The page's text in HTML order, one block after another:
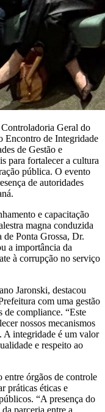
Geral do
Encontro de Integridade
de Gestão e
para fortalecer a cultura
pública. O evento
de autoridades
e capacitação
magna conduzida
de Ponta Grossa, Dr.
a importância da
à corrupção no serviço
Jaronski, destacou
com uma gestão
de compliance. “Este
nossos mecanismos
A integridade é um valor
e respeito ao
órgãos de controle
práticas éticas e
“A presença do
parceria entre a